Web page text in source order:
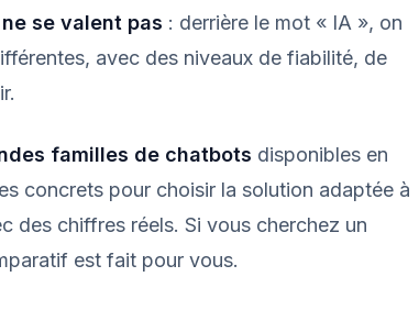
se valent pas : derrière le mot « IA », on
avec des niveaux de fiabilité, de
familles de chatbots disponibles en
concrets pour choisir la solution adaptée à
des chiffres réels. Si vous cherchez un
est fait pour vous.